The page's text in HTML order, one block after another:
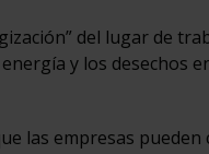
del lugar de
y los desechos
las empresas